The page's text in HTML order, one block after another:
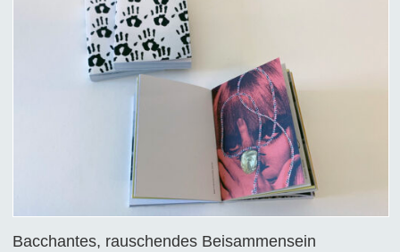
Bacchantes, rauschendes Beisammensein